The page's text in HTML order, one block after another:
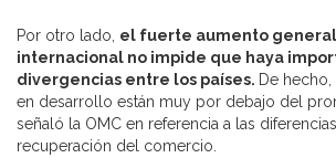
Por otro lado, el fuerte aumento
internacional no impide que haya
divergencias entre los países. De
en desarrollo están muy por debajo del
señaló la OMC en referencia a las
recuperación del comercio.